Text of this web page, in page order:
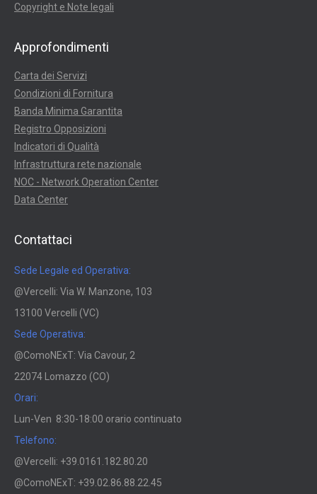
Copyright e Note legali
Approfondimenti
Carta dei Servizi
Condizioni di Fornitura
Banda Minima Garantita
Registro Opposizioni
Indicatori di Qualità
Infrastruttura rete nazionale
NOC - Network Operation Center
Data Center
Contattaci
Sede Legale ed Operativa:
@Vercelli: Via W. Manzone, 103
13100 Vercelli (VC)
Sede Operativa:
@ComoNExT: Via Cavour, 2
22074 Lomazzo (CO)
Orari:
Lun-Ven 8:30-18:00 orario continuato
Telefono:
@Vercelli: +39.0161.182.80.20
@ComoNExT: +39.02.86.88.22.45